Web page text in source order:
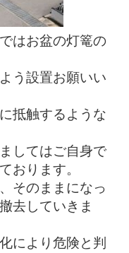
はお盆の灯篭の
う設置お願いい
抵触するような
してはご自身で
おります。
そのままになっ
去していきま
により危険と判